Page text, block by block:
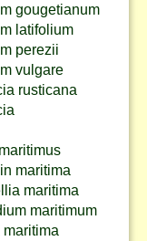
gougetianum
latifolium
perezii
vulgare
rusticana
maritima
maritima
maritimum